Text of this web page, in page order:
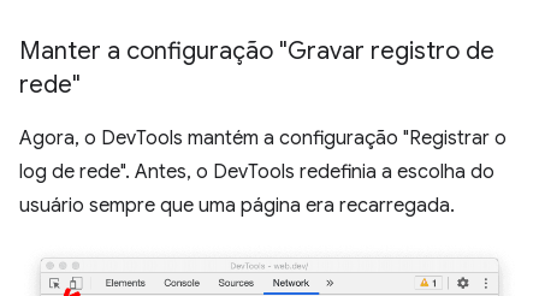
Manter a configuração "Gravar registro de
rede"
Agora, o DevTools mantém a configuração "Registrar o
log de rede". Antes, o DevTools redefinia a escolha do
usuário sempre que uma página era recarregada.